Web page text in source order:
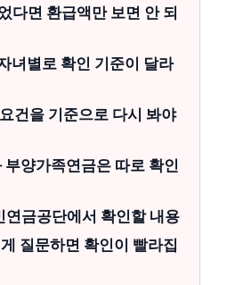
다면 환급액만 보면 안 되
녀별로 확인 기준이 달라
건을 기준으로 다시 봐야
양가족연금은 따로 확인
금공단에서 확인할 내용
질문하면 확인이 빨라집